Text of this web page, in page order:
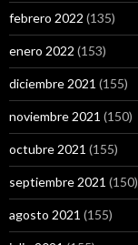
febrero 2022 (135)
enero 2022 (153)
diciembre 2021 (155)
noviembre 2021 (150)
octubre 2021 (155)
septiembre 2021 (150)
agosto 2021 (155)